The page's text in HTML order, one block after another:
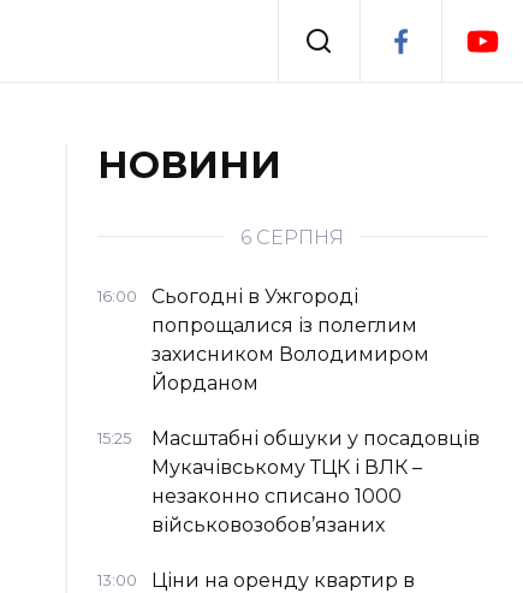
Події
НОВИНИ
6 СЕРПНЯ
16:00
Сьогодні в Ужгороді
попрощалися із полеглим
захисником Володимиром
Йорданом
15:25
Масштабні обшуки у посадовців
Мукачівському ТЦК і ВЛК –
незаконно списано 1000
військовозобов’язаних
13:00
Ціни на оренду квартир в